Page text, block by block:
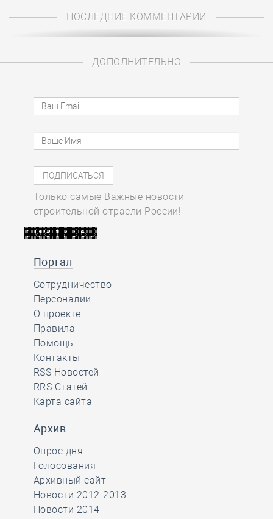
ПОСЛЕДНИЕ КОММЕНТАРИИ
ДОПОЛНИТЕЛЬНО
Только самые Важные новости
строительной отрасли России!
Портал
Сотрудничество
Персоналии
О проекте
Правила
Помощь
Контакты
RSS Новостей
RRS Статей
Карта сайта
Архив
Опрос дня
Голосования
Архивный сайт
Новости 2012-2013
Новости 2014